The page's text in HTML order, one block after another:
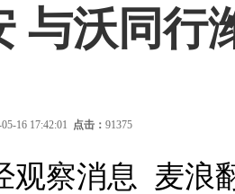
与沃同行
16 17:42:01 点击： 91375
察消息 麦浪翻